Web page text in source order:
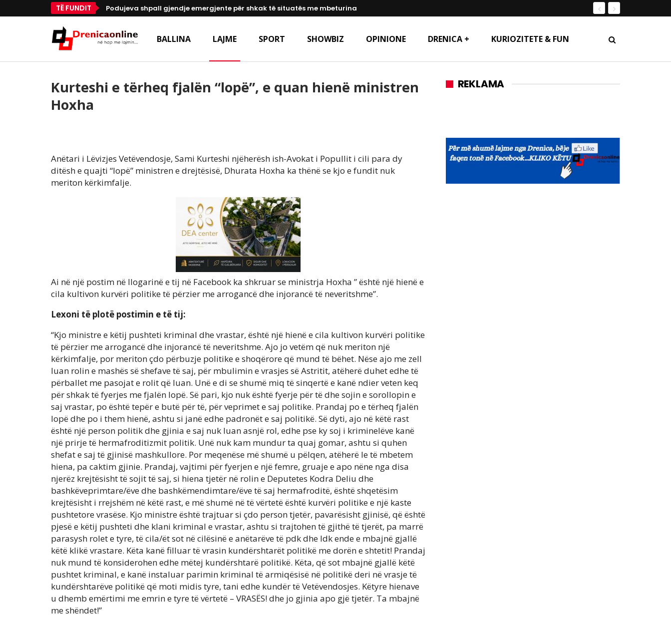
TË FUNDIT Podujeva shpall gjendje emergjente për shkak të situatës me mbeturina
BALLINA LAJME SPORT SHOWBIZ OPINIONE DRENICA + KURIOZITETE & FUN
Kurteshi e tërheq fjalën “lopë”, e quan hienë ministren
Hoxha
Anëtari i Lëvizjes Vetëvendosje, Sami Kurteshi njëherësh ish-Avokat i Popullit i cili para dy
ditësh e quajti “lopë” ministren e drejtësisë, Dhurata Hoxha ka thënë se kjo e fundit nuk
meriton kërkimfalje.
Ai në një postim në llogarinë e tij në Facebook ka shkruar se ministrja Hoxha ” është një hienë e
cila kultivon kurvëri politike të përzier me arrogancë dhe injorancë të neveritshme”.
Lexoni të plotë postimin e të tij:
“Kjo ministre e këtij pushteti kriminal dhe vrastar, është një hienë e cila kultivon kurvëri politike
të përzier me arrogancë dhe injorancë të neveritshme. Ajo jo vetëm që nuk meriton një
kërkimfalje, por meriton çdo përbuzje politike e shoqërore që mund të bëhet. Nëse ajo me zell
luan rolin e mashës së shefave të saj, për mbulimin e vrasjes së Astritit, atëherë duhet edhe të
përballet me pasojat e rolit që luan. Unë e di se shumë miq të sinqertë e kanë ndier veten keq
për shkak të fyerjes me fjalën lopë. Së pari, kjo nuk është fyerje për të dhe sojin e sorollopin e
saj vrastar, po është tepër e butë për të, për veprimet e saj politike. Prandaj po e tërheq fjalën
lopë dhe po i them hienë, ashtu si janë edhe padronët e saj politikë. Së dyti, ajo në këtë rast
është një person politik dhe gjinia e saj nuk luan asnjë rol, edhe pse ky soj i kriminelëve kanë
një prirje të hermafroditizmit politik. Unë nuk kam mundur ta quaj gomar, ashtu si quhen
shefat e saj të gjinisë mashkullore. Por meqenëse më shumë u pëlqen, atëherë le të mbetem
hiena, pa caktim gjinie. Prandaj, vajtimi për fyerjen e një femre, gruaje e apo nëne nga disa
njerëz krejtësisht të sojit të saj, si hiena tjetër në rolin e Deputetes Kodra Deliu dhe
bashkëveprimtare/ëve dhe bashkëmendimtare/ëve të saj hermafroditë, është shqetësim
krejtësisht i rrejshëm në këtë rast, e më shumë në të vërtetë është kurvëri politike e një kaste
pushtetore vrasëse. Kjo ministre është trajtuar si çdo person tjetër, pavarësisht gjinisë, që është
pjesë e këtij pushteti dhe klani kriminal e vrastar, ashtu si trajtohen të gjithë të tjerët, pa marrë
parasysh rolet e tyre, të cila/ët sot në cilësinë e anëtarëve të pdk dhe ldk ende e mbajnë gjallë
këtë klikë vrastare. Këta kanë filluar të vrasin kundërshtarët politikë me dorën e shtetit! Prandaj
nuk mund të konsiderohen edhe mëtej kundërshtarë politikë. Këta, që sot mbajnë gjallë këtë
pushtet kriminal, e kanë instaluar parimin kriminal të armiqësisë në politikë deri në vrasje të
kundërshtarëve politikë që moti midis tyre, tani edhe kundër të Vetëvendosjes. Këtyre hienave
u dhemb emërtimi me emrin e tyre të vërtetë – VRASËS! dhe jo gjinia apo gjë tjetër. Ta mbajnë
me shëndet!”
REKLAMA